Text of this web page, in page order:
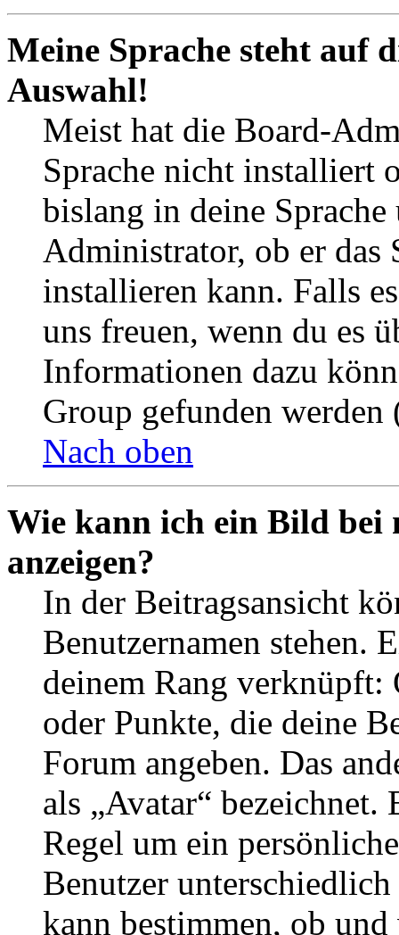
Meine Sprache steht auf
Auswahl!
Meist hat die Board-
Sprache nicht installiert
bislang in deine
Administrator, ob er das
installieren kann. Falls
uns freuen, wenn du es
Informationen dazu
Group gefunden
Nach oben
Wie kann ich ein Bild bei
anzeigen?
In der Beitragsansicht
Benutzernamen stehen.
deinem Rang verknüpft:
oder Punkte, die deine
Forum angeben. Das
als „Avatar“
Regel um ein
Benutzer
kann bestimmen, ob